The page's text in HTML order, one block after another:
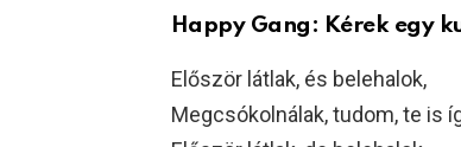
Happy Gang: Kérek egy
Először látlak, és belehalok,
Megcsókolnálak, tudom, te is